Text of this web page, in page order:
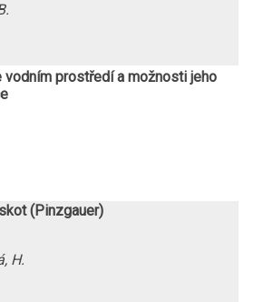
vodním prostředí a možnosti jeho
(Pinzgauer)
H.